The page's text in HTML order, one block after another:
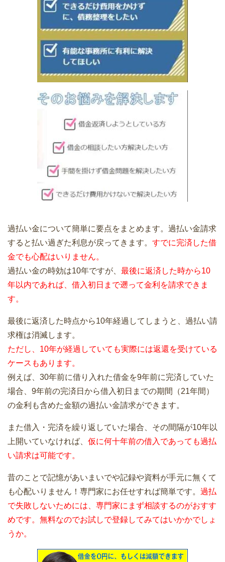
過払い金について簡単に要点をまとめます。過払い金請求
すると払い過ぎた利息が戻ってきます。 すでに完済した借
金でも心配はいりません。
過払い金の時効は10年ですが、 最後に返済した時から10
年以内であれば、借入初日まで遡って金利を請求できま
す。
最後に返済した時点から10年経過してしまうと、過払い請
求権は消滅します。
ただし、10年が経過していても実際には返還を受けている
ケースもあります。
例えば、30年前に借り入れた借金を9年前に完済していた
場合、9年前の完済日から借入初日までの期間（21年間）
の金利も含めた金額の過払い金請求ができます。
また借入・完済を繰り返していた場合、その間隔が10年以
上開いていなければ、 仮に何十年前の借入であっても過払
い請求は可能です。
昔のことで記憶があいまいでや記録や資料が手元に無くて
も心配いりません！専門家にお任せすれば簡単です。 過払
で失敗しないためには、専門家にまず相談するのがおすす
めです。無料なのでお試しで登録してみてはいかかでしょ
うか。